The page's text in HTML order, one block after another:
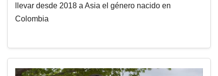
llevar desde 2018 a Asia el género nacido en
Colombia